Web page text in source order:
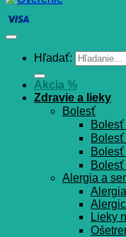
Hľadať:
Akcia %
Zdravie a lieky
Bolesť
Bolesť
Bolesť
Bolesť
Alergia a
Lieky